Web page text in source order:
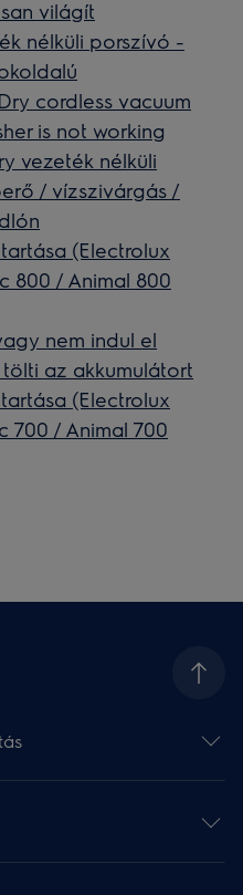
világít
nélküli porszívó -
cordless vacuum
is not working
vezeték nélküli
/ vízszivárgás /
(Electrolux
800 / Animal 800
nem indul el
az akkumulátort
(Electrolux
700 / Animal 700